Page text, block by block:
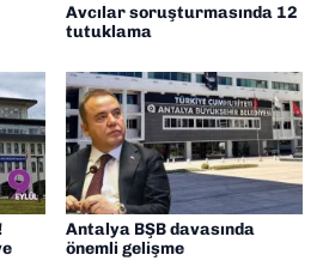
Avcılar soruşturmasında 12
tutuklama
Antalya BŞB davasında
önemli gelişme